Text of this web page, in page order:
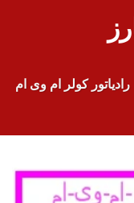
رادیاتور کولر ام وی ام